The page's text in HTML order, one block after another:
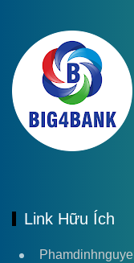
Link Hữu Ích